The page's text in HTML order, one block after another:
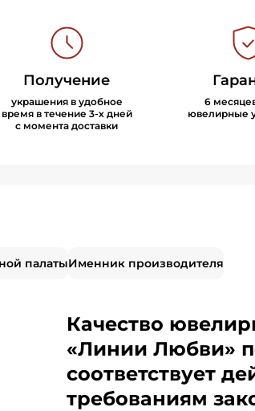
Получение
украшения в удобное
время в течение 3-х дней
с момента доставки
6
ювелирные
палатыИменник производителя
Качество
«Линии Любви»
соответствует
требованиям